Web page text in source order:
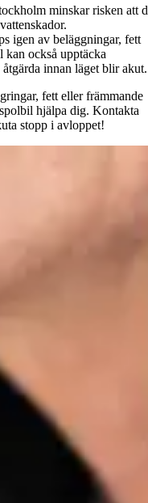
minskar risken att
igen av beläggningar, fett
också upptäcka
innan läget blir akut.
fett eller främmande
hjälpa dig. Kontakta
stopp i avloppet!